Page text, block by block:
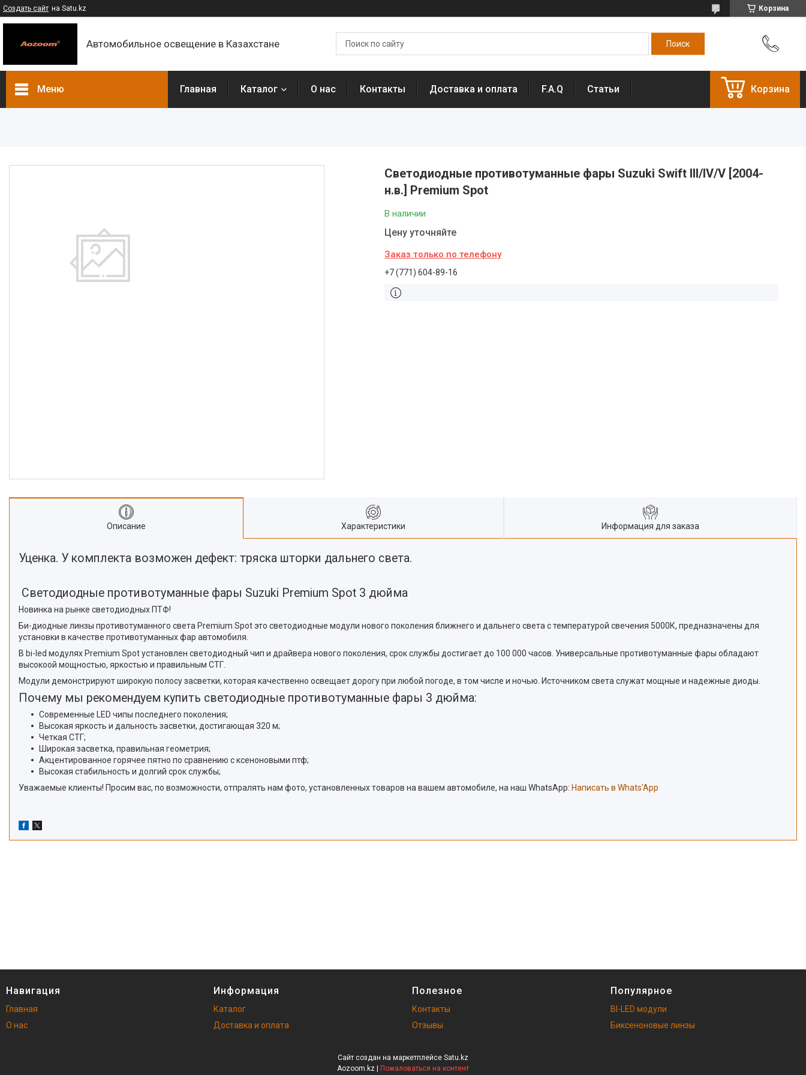
Создать сайт на Satu.kz Корзина
Автомобильное освещение в Казахстане
Меню Главная Каталог О нас Контакты Доставка и оплата F.A.Q Статьи Корзина
Светодиодные противотуманные фары Suzuki Swift III/IV/V [2004-
н.в.] Premium Spot
В наличии
Цену уточняйте
Заказ только по телефону
+7 (771) 604-89-16
Описание Характеристики Информация для заказа
Уценка. У комплекта возможен дефект: тряска шторки дальнего света.
Cветодиодные противотуманные фары Suzuki Premium Spot 3 дюйма
Новинка на рынке светодиодных ПТФ!
Би-диодные линзы противотуманного света Premium Spot это светодиодные модули нового поколения ближнего и дальнего света с температурой свечения 5000К, предназначены для
установки в качестве противотуманных фар автомобиля.
В bi-led модулях Premium Spot установлен светодиодный чип и драйвера нового поколения, срок службы достигает до 100 000 часов. Универсальные противотуманные фары обладают
высокоой мощностью, яркостью и правильным СТГ.
Модули демонстрируют широкую полосу засветки, которая качественно освещает дорогу при любой погоде, в том числе и ночью. Источником света служат мощные и надежные диоды.
Почему мы рекомендуем купить светодиодные противотуманные фары 3 дюйма:
Современные LED чипы последнего поколения;
Высокая яркость и дальность засветки, достигающая 320 м;
Четкая СТГ;
Широкая засветка, правильная геометрия;
Акцентированное горячее пятно по сравнению с ксеноновыми птф;
Высокая стабильность и долгий срок службы;
Уважаемые клиенты! Просим вас, по возможности, отпралять нам фото, установленных товаров на вашем автомобиле, на наш WhatsApp: Написать в Whats'App
Навигация
Главная
О нас
Информация
Каталог
Доставка и оплата
Полезное
Контакты
Отзывы
Популярное
BI-LED модули
Биксеноновые линзы
Сайт создан на маркетплейсе Satu.kz
Пожаловаться на контент